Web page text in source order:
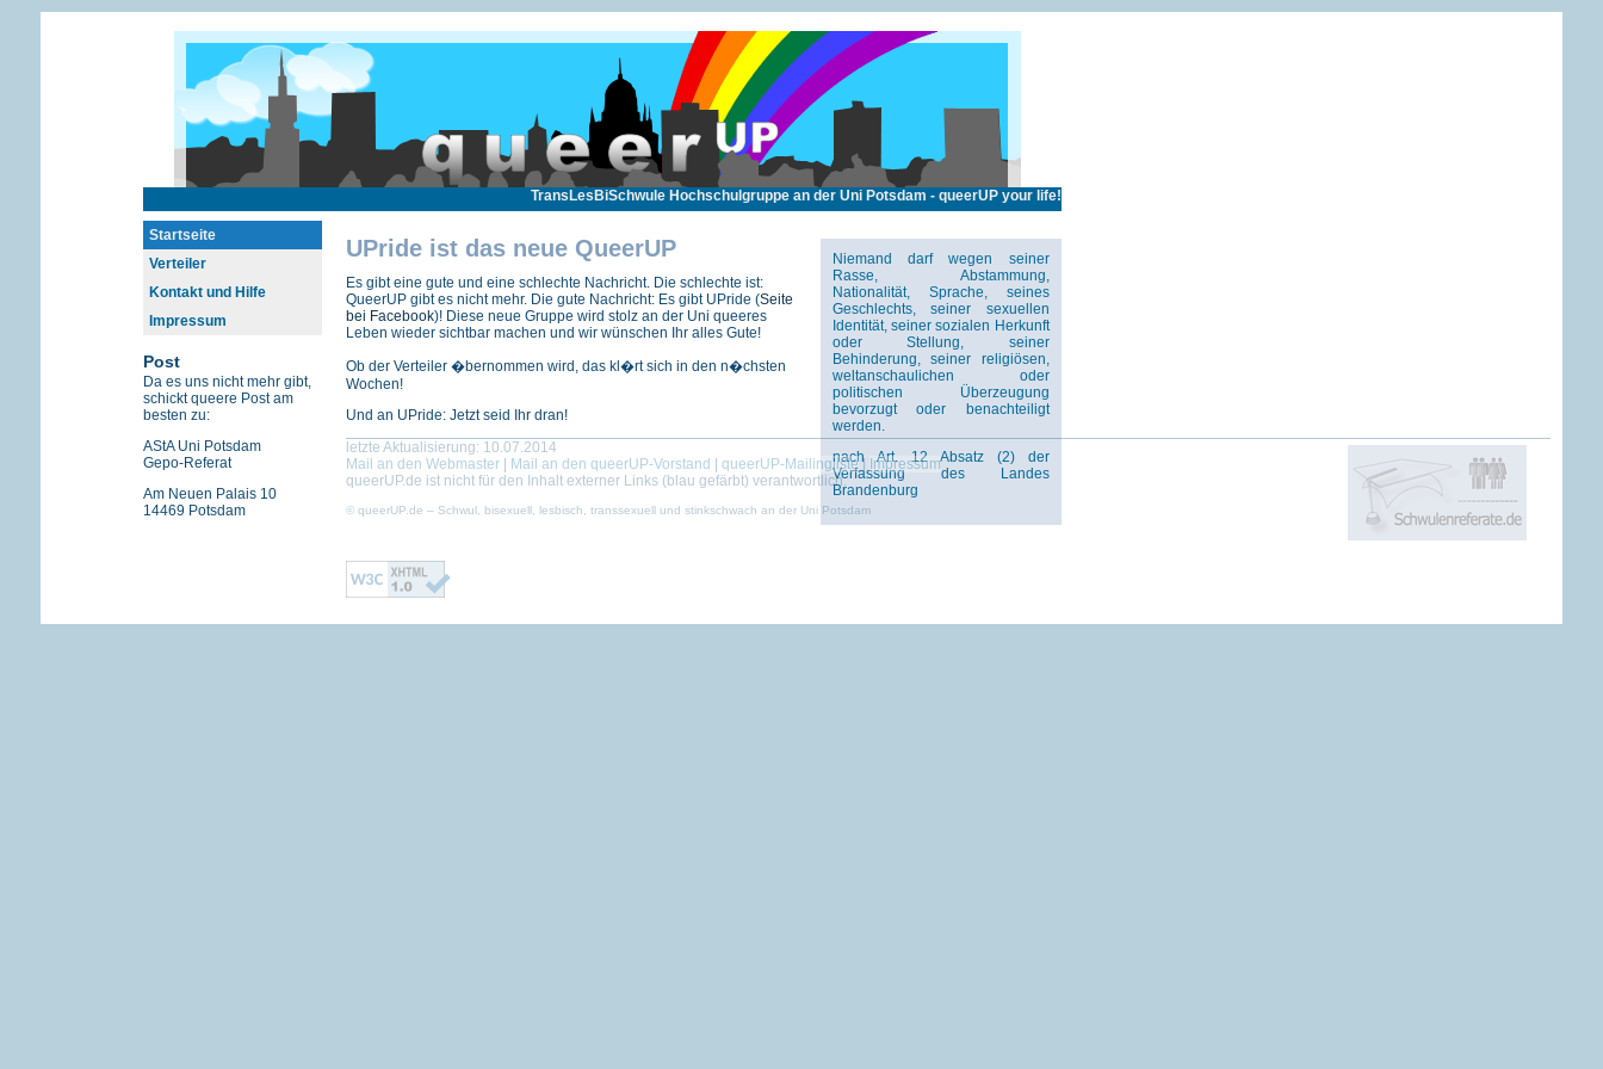
TransLesBiSchwule Hochschulgruppe an der Uni Potsdam - queerUP your life!
UPride ist das neue QueerUP
Es gibt eine gute und eine schlechte Nachricht. Die schlechte ist:
QueerUP gibt es nicht mehr. Die gute Nachricht: Es gibt UPride (Seite
bei Facebook)! Diese neue Gruppe wird stolz an der Uni queeres
Leben wieder sichtbar machen und wir wünschen Ihr alles Gute!
Ob der Verteiler �bernommen wird, das kl�rt sich in den n�chsten
Wochen!
Und an UPride: Jetzt seid Ihr dran!
Niemand darf wegen seiner
Rasse, Abstammung,
Nationalität, Sprache, seines
Geschlechts, seiner sexuellen
Identität, seiner sozialen Herkunft
oder Stellung, seiner
Behinderung, seiner religiösen,
weltanschaulichen oder
politischen Überzeugung
bevorzugt oder benachteiligt
werden.
nach Art. 12 Absatz (2) der
Verfassung des Landes
Brandenburg
Startseite
Verteiler
Kontakt und Hilfe
Impressum
Post
Da es uns nicht mehr gibt,
schickt queere Post am
besten zu:
AStA Uni Potsdam
Gepo-Referat
Am Neuen Palais 10
14469 Potsdam
letzte Aktualisierung: 10.07.2014
Mail an den Webmaster| Mail an den queerUP-Vorstand queerUP-Mailingliste|
Impressum
queerUP.de ist nicht für den Inhalt externer Links (blau gefärbt) verantwortlich.
©queerUP.de – Schwul, bisexuell, lesbisch, transsexuell und stinkschwach an der Uni Potsdam